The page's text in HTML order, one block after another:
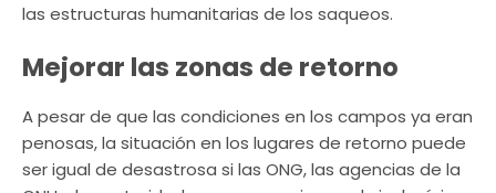
las estructuras humanitarias de los saqueos.
Mejorar las zonas de retorno
A pesar de que las condiciones en los campos ya eran
penosas, la situación en los lugares de retorno puede
ser igual de desastrosa si las ONG, las agencias de la